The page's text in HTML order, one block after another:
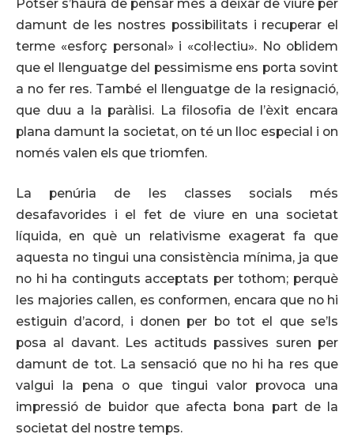
Potser s’haurà de pensar més a deixar de viure per
damunt de les nostres possibilitats i recuperar el
terme «esforç personal» i «col·lectiu». No oblidem
que el llenguatge del pessimisme ens porta sovint
a no fer res. També el llenguatge de la resignació,
que duu a la paràlisi. La filosofia de l’èxit encara
plana damunt la societat, on té un lloc especial i on
només valen els que triomfen.
La penúria de les classes socials més
desafavorides i el fet de viure en una societat
líquida, en què un relativisme exagerat fa que
aquesta no tingui una consistència mínima, ja que
no hi ha continguts acceptats per tothom; perquè
les majories callen, es conformen, encara que no hi
estiguin d’acord, i donen per bo tot el que se’ls
posa al davant. Les actituds passives suren per
damunt de tot. La sensació que no hi ha res que
valgui la pena o que tingui valor provoca una
impressió de buidor que afecta bona part de la
societat del nostre temps.